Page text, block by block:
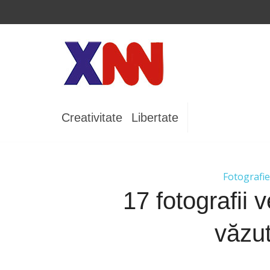
Creativitate Libertate
Fotografie
17 fotografii